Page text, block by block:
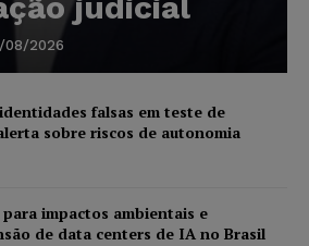
08/2026
falsas em teste de
sobre riscos de autonomia
impactos ambientais e
de data centers de IA no Brasil